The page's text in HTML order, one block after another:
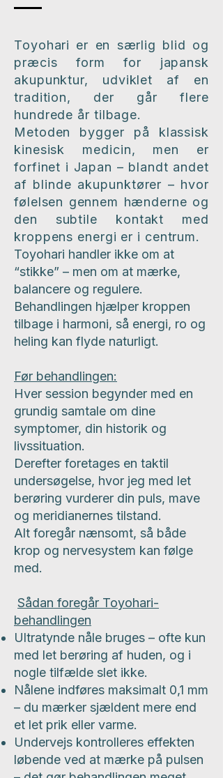
Toyohari er en særlig blid og
præcis form for japansk
akupunktur, udviklet af en
tradition, der går flere
hundrede år tilbage.
Metoden bygger på klassisk
kinesisk medicin, men er
forfinet i Japan – blandt andet
af blinde akupunktører – hvor
følelsen gennem hænderne og
den subtile kontakt med
kroppens energi er i centrum.
Toyohari handler ikke om at
“stikke” – men om at mærke,
balancere og regulere.
Behandlingen hjælper kroppen
tilbage i harmoni, så energi, ro og
heling kan flyde naturligt.
Før behandlingen:
Hver session begynder med en
grundig samtale om dine
symptomer, din historik og
livssituation.
Derefter foretages en taktil
undersøgelse, hvor jeg med let
berøring vurderer din puls, mave
og meridianernes tilstand.
Alt foregår nænsomt, så både
krop og nervesystem kan følge
med.
Sådan foregår Toyohari-
behandlingen
Ultratynde nåle bruges – ofte kun
med let berøring af huden, og i
nogle tilfælde slet ikke.
Nålene indføres maksimalt 0,1 mm
– du mærker sjældent mere end
et let prik eller varme.
Undervejs kontrolleres effekten
løbende ved at mærke på pulsen